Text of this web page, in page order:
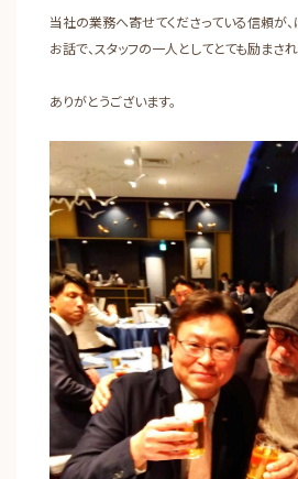
当社の業務へ寄せてくださっている信頼が
お話で、スタッフの一人としてとても励まされ
ありがとうございます。